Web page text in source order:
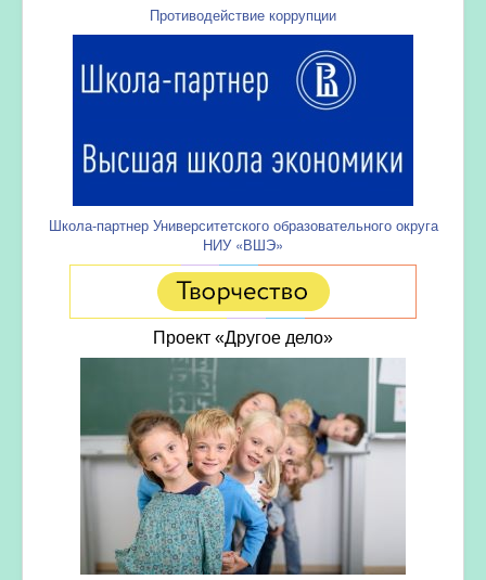
Противодействие коррупции
Школа-партнер Университетского образовательного округа
НИУ «ВШЭ»
Проект «Другое дело»